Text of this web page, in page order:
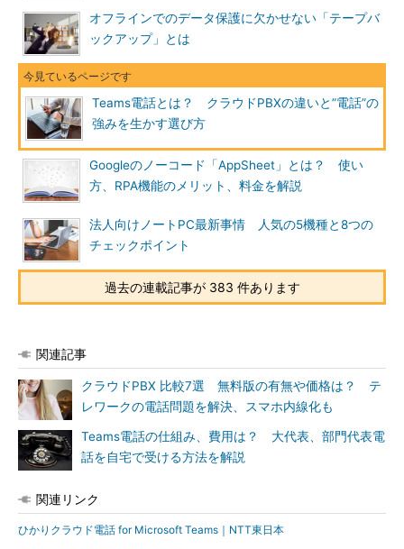
オフラインでのデータ保護に欠かせない「テープバ
ックアップ」とは
Teams電話とは？ クラウドPBXの違いと”電話”の
強みを生かす選び方
Googleのノーコード「AppSheet」とは？ 使い
方、RPA機能のメリット、料金を解説
法人向けノートPC最新事情 人気の5機種と8つの
チェックポイント
過去の連載記事が 383 件あります
関連記事
クラウドPBX 比較7選 無料版の有無や価格は？ テ
レワークの電話問題を解決、スマホ内線化も
Teams電話の仕組み、費用は？ 大代表、部門代表電
話を自宅で受ける方法を解説
関連リンク
ひかりクラウド電話 for Microsoft Teams｜NTT東日本